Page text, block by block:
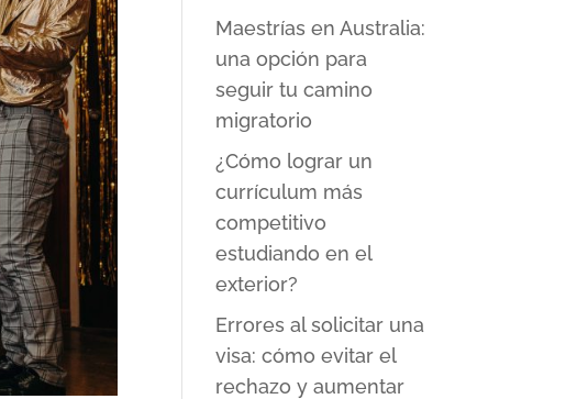
Maestrías en Australia:
una opción para
seguir tu camino
migratorio
¿Cómo lograr un
currículum más
competitivo
estudiando en el
exterior?
Errores al solicitar una
visa: cómo evitar el
rechazo y aumentar